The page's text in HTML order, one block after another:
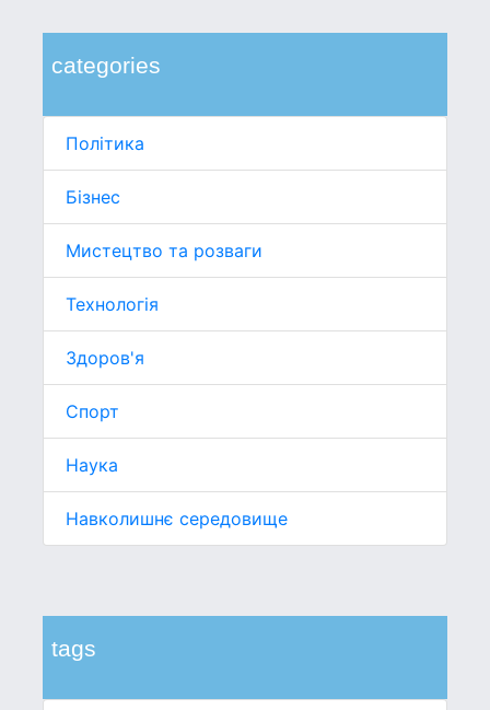
categories
Політика
Бізнес
Мистецтво та розваги
Технологія
Здоров'я
Спорт
Наука
Навколишнє середовище
tags